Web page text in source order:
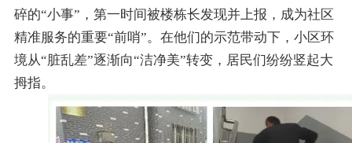
碎的“小事”，第一时间被楼栋长发现并上报，成为社区
精准服务的重要“前哨”。在他们的示范带动下，小区环
境从“脏乱差”逐渐向“洁净美”转变，居民们纷纷竖起大
拇指。